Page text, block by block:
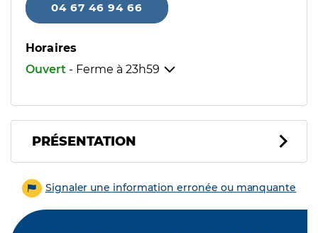
04 67 46 94 66
Horaires
Ouvert - Ferme à 23h59
PRÉSENTATION
Signaler une information erronée ou manquante